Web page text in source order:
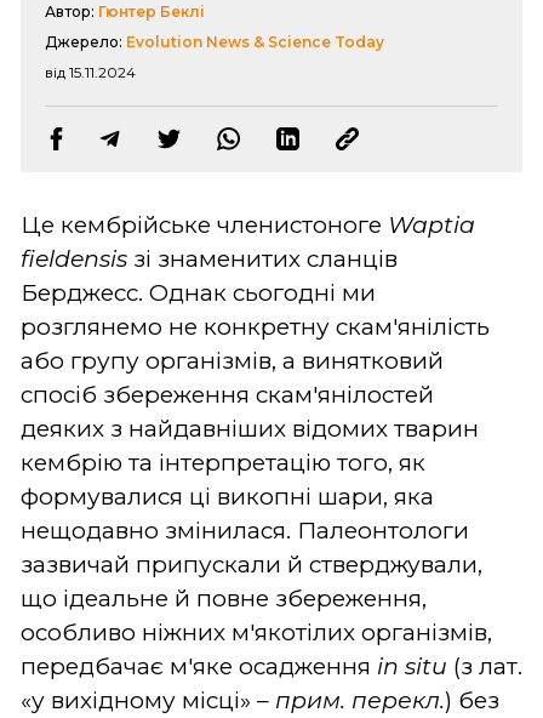
Автор: Гюнтер Беклі
Джерело: Evolution News & Science Today
від 15.11.2024
Це кембрійське членистоноге Waptia
fieldensis зі знаменитих сланців
Берджесс. Однак сьогодні ми
розглянемо не конкретну скам'янілість
або групу організмів, а винятковий
спосіб збереження скам'янілостей
деяких з найдавніших відомих тварин
кембрію та інтерпретацію того, як
формувалися ці викопні шари, яка
нещодавно змінилася. Палеонтологи
зазвичай припускали й стверджували,
що ідеальне й повне збереження,
особливо ніжних м'якотілих організмів,
передбачає м'яке осадження in situ (з лат.
«у вихідному місці» – прим. перекл.) без